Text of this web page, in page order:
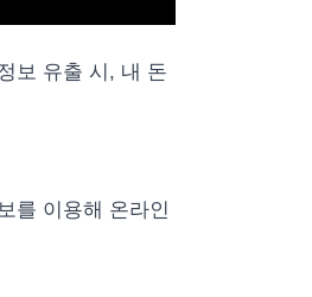
보 유출 시, 내 돈
를 이용해 온라인